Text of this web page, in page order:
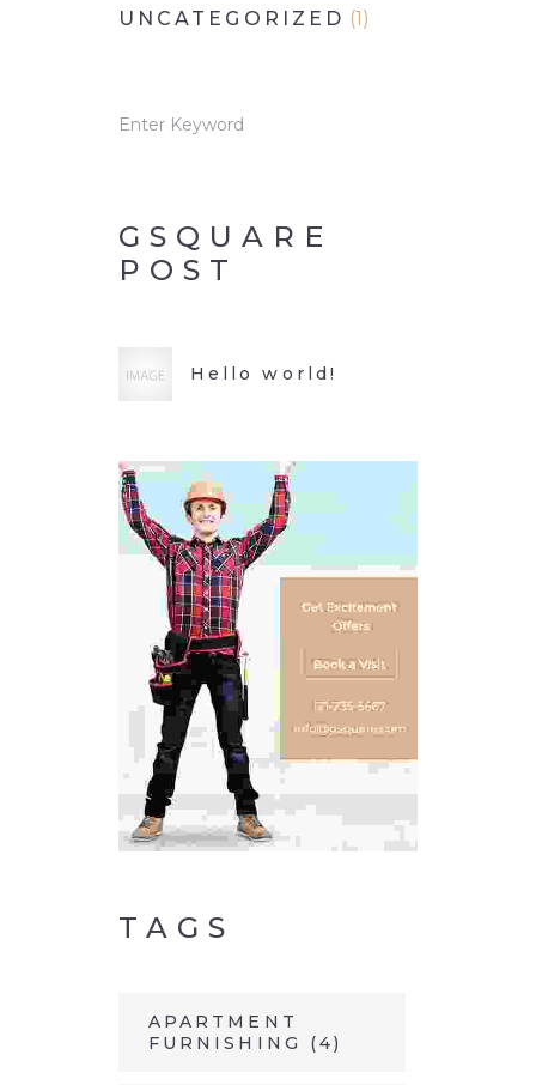
UNCATEGORIZED (1)
GSQUARE
POST
Hello world!
TAGS
APARTMENT
FURNISHING
(4)